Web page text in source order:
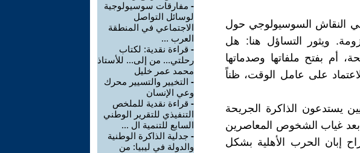
النقاش السوسيولوجي حول
ويثور التساؤل هنا: هل
أم بفتح ملفاتها وصدماتها
على عامل الوقت، ظناً
يستدعون الذاكرة الجريحة
بعد غياب الشخوص المعاصرين
إبان الحرب الأهلية بشكل
- مفارقات سوسيولوجية
لوسائل التواصل
الاجتماعي في المنطقة
العرب ...
- قراءة نقدية: لكتاب
رحلتي... من إلى... للأستاذ
محمد عمر خليل
- التخيير والتسيير محرك
وعي الإنسان
- قراءة نقدية للملخص
التنفيذي للتقرير الوطني
السابع للتنمية ال ...
- جدلية الذاكرة الوطنية
والدولة في ليبيا: من